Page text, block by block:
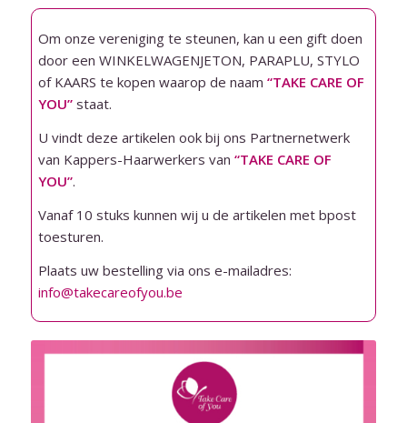
Om onze vereniging te steunen, kan u een gift doen
door een WINKELWAGENJETON, PARAPLU, STYLO
of KAARS te kopen waarop de naam“TAKE CARE OF
YOU” staat.
U vindt deze artikelen ook bij ons Partnernetwerk
van Kappers-Haarwerkers van“TAKE CARE OF
YOU”.
Vanaf 10 stuks kunnen wij u de artikelen met bpost
toesturen.
Plaats uw bestelling via ons e-mailadres:
info@takecareofyou.be